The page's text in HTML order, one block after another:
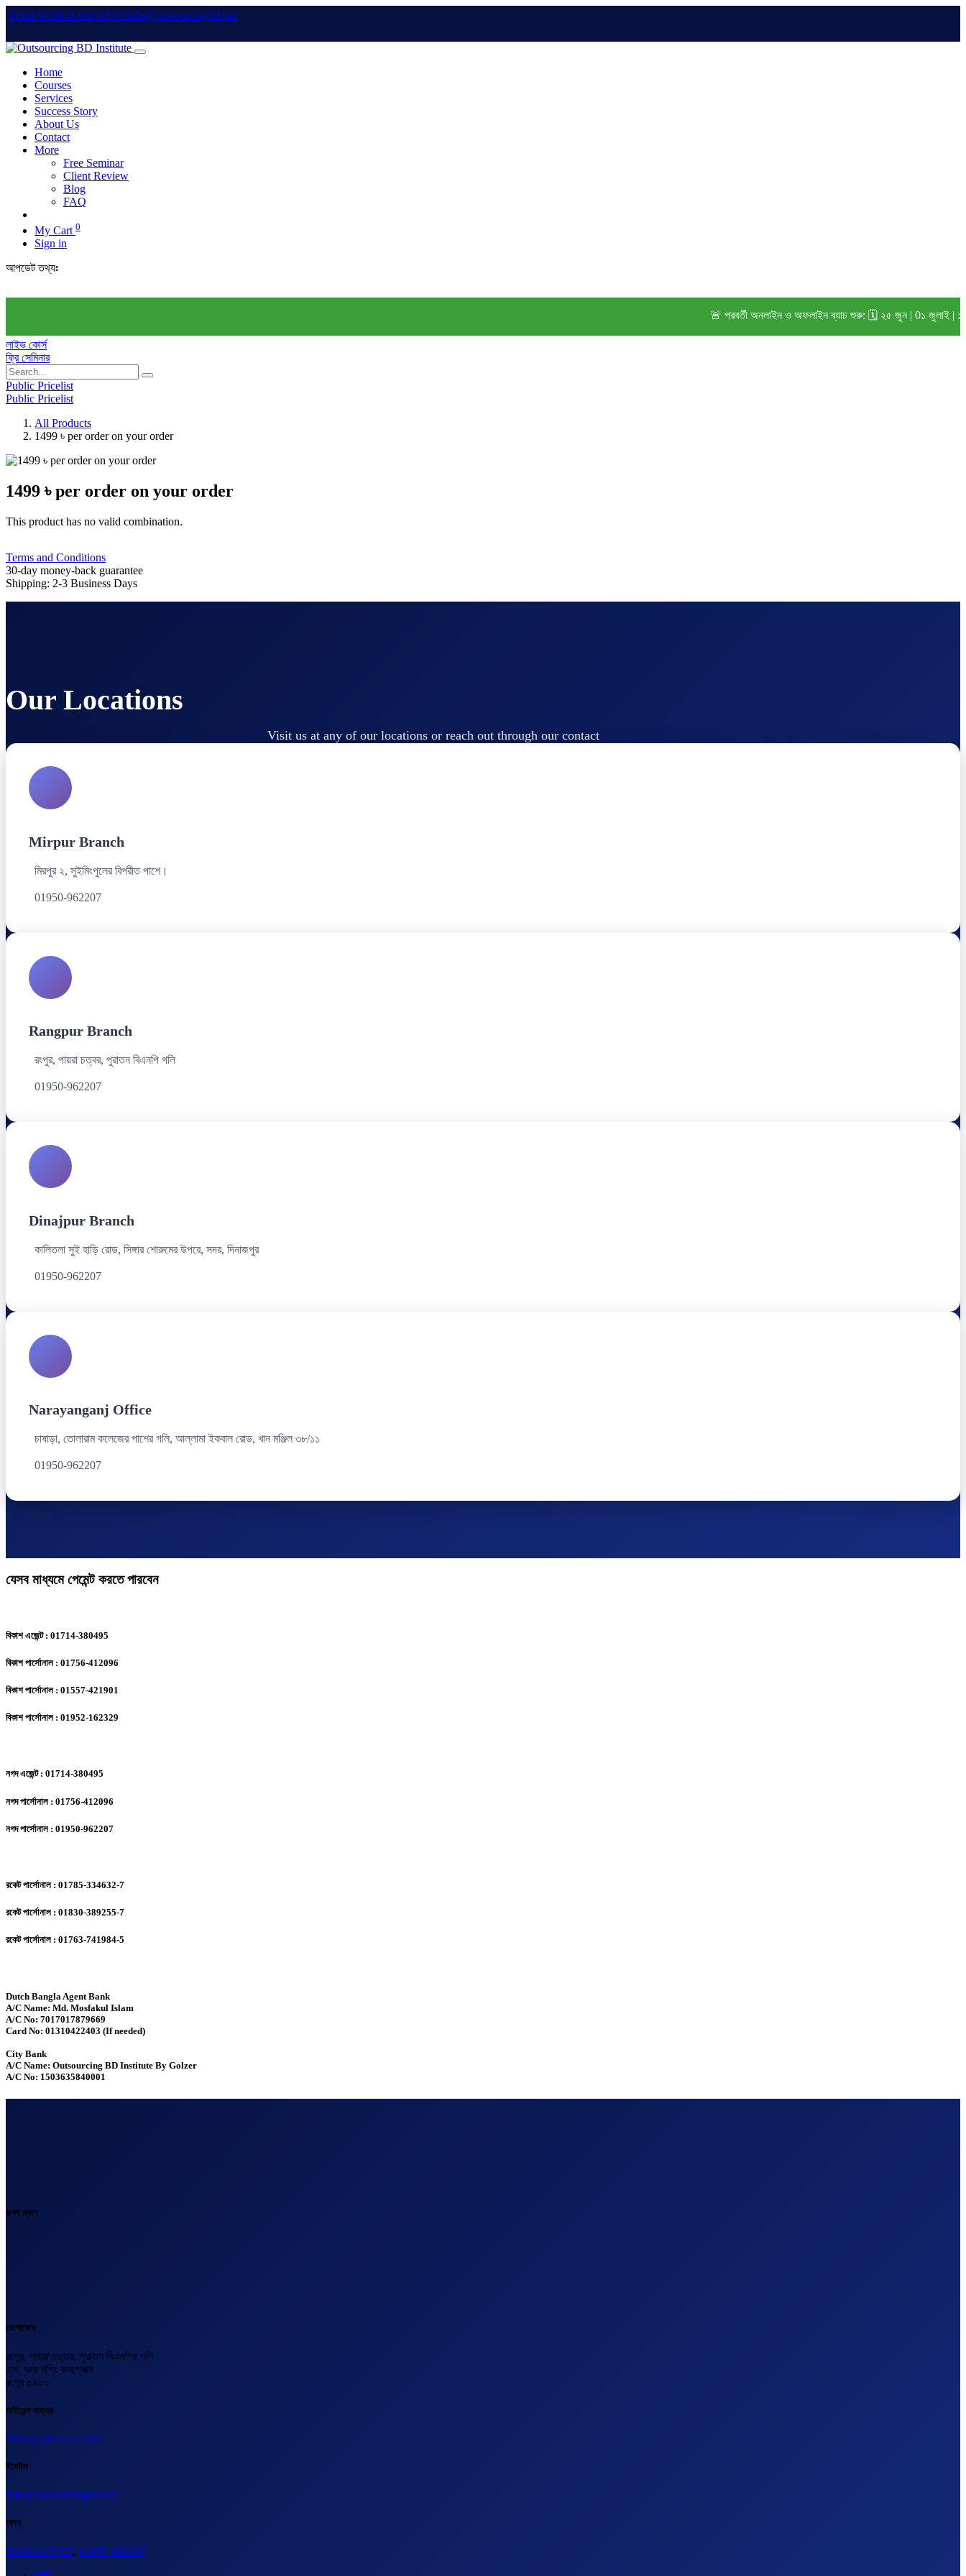
01950-96220701828-015102info@outsourcingbd.net
Home
Courses
Services
Success Story
About Us
Contact
More
Free Seminar
Client Review
Blog
FAQ
My Cart 0
Sign in
আপডেট তথ্যঃ
🚨 পরবর্তী অনলাইন ও অফলাইন ব্যাচ শুরু: 🗓️ ২৫ জুন | 0১ জুলাই | ১৫ জুলাই
লাইভ কোর্স
ফ্রি সেমিনার
Public Pricelist
Public Pricelist
All Products
1499 ৳ per order on your order
1499 ৳ per order on your order
This product has no valid combination.
Terms and Conditions
30-day money-back guarantee
Shipping: 2-3 Business Days
Our Locations
Visit us at any of our locations or reach out through our contact
Mirpur Branch
মিরপুর ২, সুইমিংপুলের বিপরীত পাশে।
01950-962207
Rangpur Branch
রংপুর, পায়রা চত্বর, পুরাতন বিএনপি গলি
01950-962207
Dinajpur Branch
কালিতলা সুই হাড়ি রোড, সিঙ্গার শোরুমের উপরে, সদর, দিনাজপুর
01950-962207
Narayanganj Office
চাষাড়া, তোলারাম কলেজের পাশের গলি, আল্লামা ইকবাল রোড, খান মঞ্জিল ৩৮/১১
01950-962207
যেসব মাধ্যমে পেমেন্ট করতে পারবেন
বিকাশ এজেন্ট : 01714-380495
বিকাশ পার্সোনাল : 01756-412096
বিকাশ পার্সোনাল : 01557-421901
বিকাশ পার্সোনাল : 01952-162329
নগদ এজেন্ট : 01714-380495
নগদ পার্সোনাল : 01756-412096
নগদ পার্সোনাল : 01950-962207
রকেট পার্সোনাল : 01785-334632-7
রকেট পার্সোনাল : 01830-389255-7
রকেট পার্সোনাল : 01763-741984-5
Dutch Bangla Agent Bank
A/C Name: Md. Mosfakul Islam
A/C No: 7017017879669
Card No: 01310422403 (If needed)
City Bank
A/C Name: Outsourcing BD Institute By Golzer
A/C No: 1503635840001
গুগল ম্যাপ
যোগাযোগ
রংপুর, পায়রা চত্তর, পুরাতন বিএনপির গলি
এস, আর শপিং কমপ্লেক্স
রংপুর ৫৪০০
লাইসেন্স নাম্বার
বিএল-২০২৩-২৪০০০১৬২
ইমেইল
info@outsourcingbd.net
ফোন
01828-015102, 01950-962207